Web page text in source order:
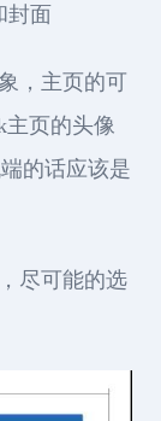
封面
，主页的可
主页的头像
的话应该是
尽可能的选